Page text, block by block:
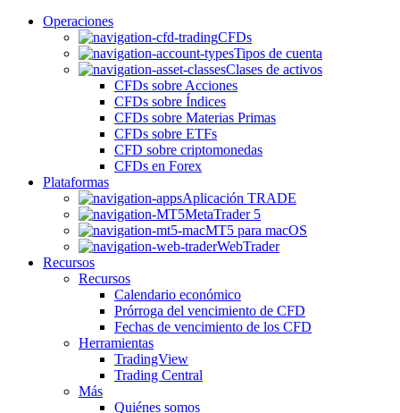
Operaciones
CFDs
Tipos de cuenta
Clases de activos
CFDs sobre Acciones
CFDs sobre Índices
CFDs sobre Materias Primas
CFDs sobre ETFs
CFD sobre criptomonedas
CFDs en Forex
Plataformas
Aplicación TRADE
MetaTrader 5
MT5 para macOS
WebTrader
Recursos
Recursos
Calendario económico
Prórroga del vencimiento de CFD
Fechas de vencimiento de los CFD
Herramientas
TradingView
Trading Central
Más
Quiénes somos